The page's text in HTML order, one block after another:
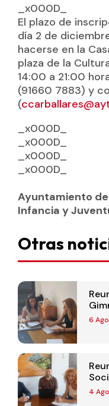
_x000D_
El plazo de
día 2 de
hacerse en la
plaza de la
14:00 a 21:00
(91660 7883) y
(
_x000D_
_x000D_
_x000D_
_x000D_
Ayuntamiento
Infancia y
Otras
6
4